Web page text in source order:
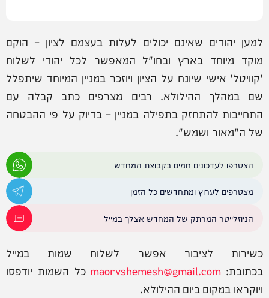
למען יהודים שאינם יכולים לעלות בעצמם לציון – הוקם
מוקד מיוחד בארץ ובחו"ל המאפשר לכל יהודי לשלוח
'קוויטל' אישי שיונח על הציון ויוזכר במניין המיוחד שיתפלל
שם במהלך ההילולא. רבים מצרפים כתב קבלה עם
התחייבות להתחזק בתפילה במניין – בדיוק על פי ההבטחה
של ה"מאור ושמש".
הצטרפו לעדכונים חמים בקבוצת המחדש
מצטרפים לערוץ ומתחדשים כל הזמן
הניוזלייטר המרתק של המחדש אצלך במייל
כשירות לציבור אפשר לשלוח שמות במייל
בכתובת: maorvshemesh@gmail.com כל השמות יודפסו
ויוקראו במקום ביום ההילולא.